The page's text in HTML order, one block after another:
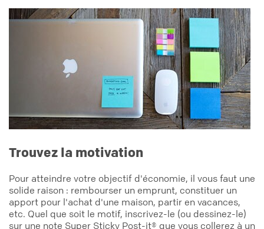
Trouvez la motivation
Pour atteindre votre objectif d'économie, il vous faut une
solide raison : rembourser un emprunt, constituer un
apport pour l'achat d'une maison, partir en vacances,
etc. Quel que soit le motif, inscrivez-le (ou dessinez-le)
sur une note Super Sticky Post-it® que vous collerez à un